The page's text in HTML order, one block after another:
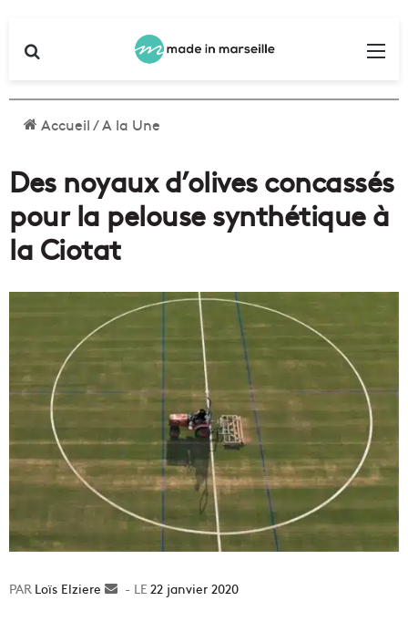
Accueil/A la Une
Des noyaux d’olives concassés
pour la pelouse synthétique à
la Ciotat
Loïs Elziere
Envoyer22 janvier 2020